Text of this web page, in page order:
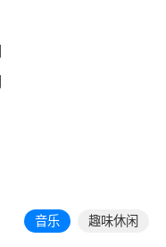
音乐 趣味休闲